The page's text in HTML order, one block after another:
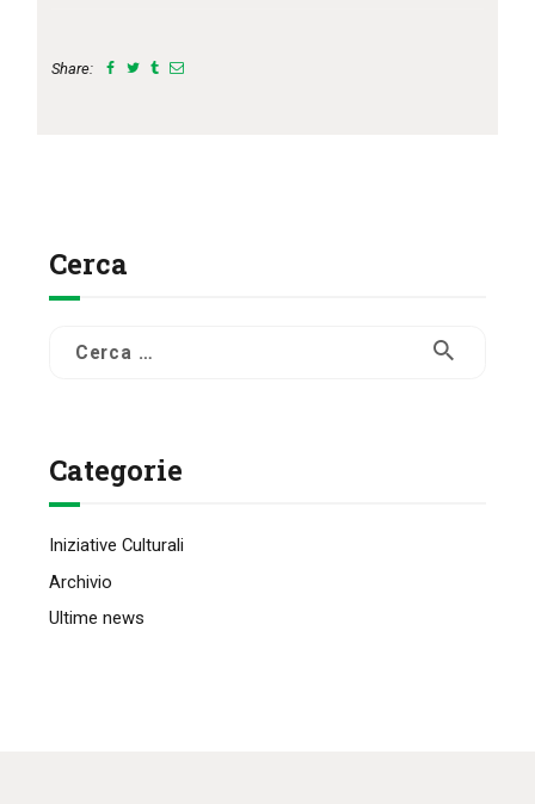
Share:
Cerca
Categorie
Iniziative Culturali
Archivio
Ultime news